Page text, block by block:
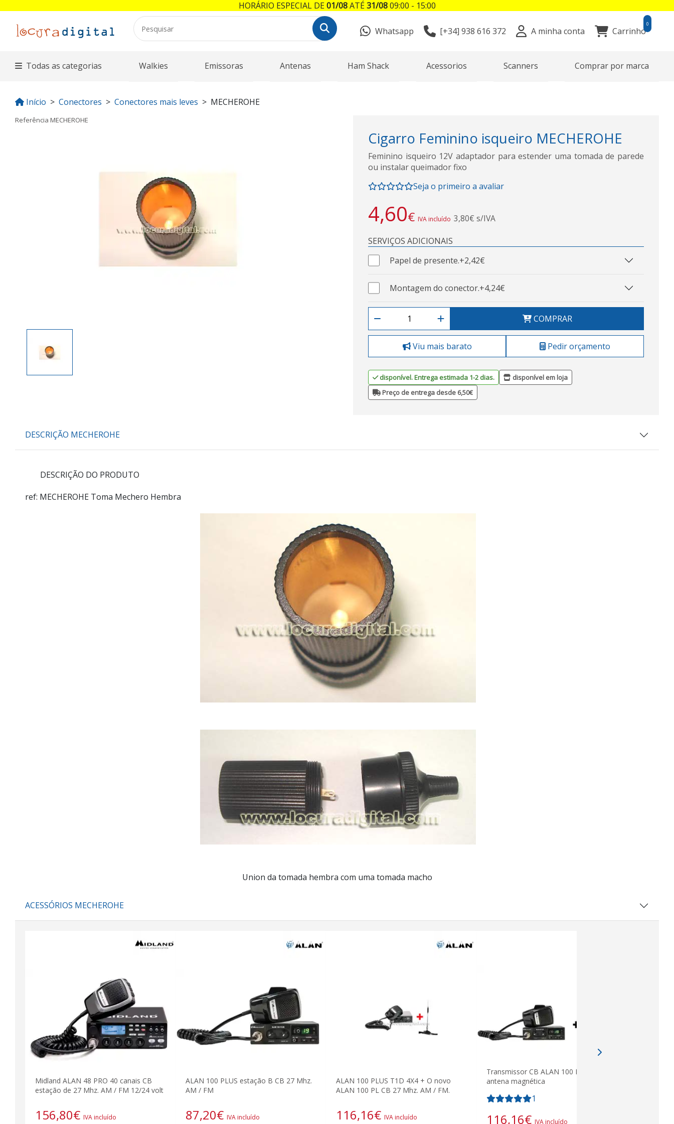
Whatsapp [+34] 938 616 372 A minha conta Carrinho
0
Todas as categorias Walkies Emissoras Antenas Ham Shack Acessorios Scanners Comprar por marca
Início Conectores Conectores mais leves MECHEROHE
Referência MECHEROHE
Cigarro Feminino isqueiro MECHEROHE
Feminino isqueiro 12V adaptador para estender uma tomada de parede
ou instalar queimador fixo
Seja o primeiro a avaliar
4,60€ IVA incluído 3,80€ s/IVA
SERVIÇOS ADICIONAIS
Papel de presente.+2,42€
Montagem do conector.+4,24€
COMPRAR
Viu mais barato Pedir orçamento
disponível. Entrega estimada 1-2 dias.
disponível em loja
Preço de entrega desde 6,50€
DESCRIÇÃO MECHEROHE
DESCRIÇÃO DO PRODUTO
ref: MECHEROHE Toma Mechero Hembra
Union da tomada hembra com uma tomada macho
ACESSÓRIOS MECHEROHE
Midland ALAN 48 PRO 40 canais CB
estação de 27 Mhz. AM / FM 12/24 volt
156,80€ IVA incluído
ALAN 100 PLUS estação B CB 27 Mhz.
AM / FM
87,20€ IVA incluído
ALAN 100 PLUS T1D 4X4 + O novo
ALAN 100 PL CB 27 Mhz. AM / FM.
116,16€ IVA incluído
Transmissor CB ALAN 100 PLUS +
antena magnética
1
116,16€ IVA incluído
HORÁRIO ESPECIAL DE01/08ATÉ31/0809:00 - 15:00